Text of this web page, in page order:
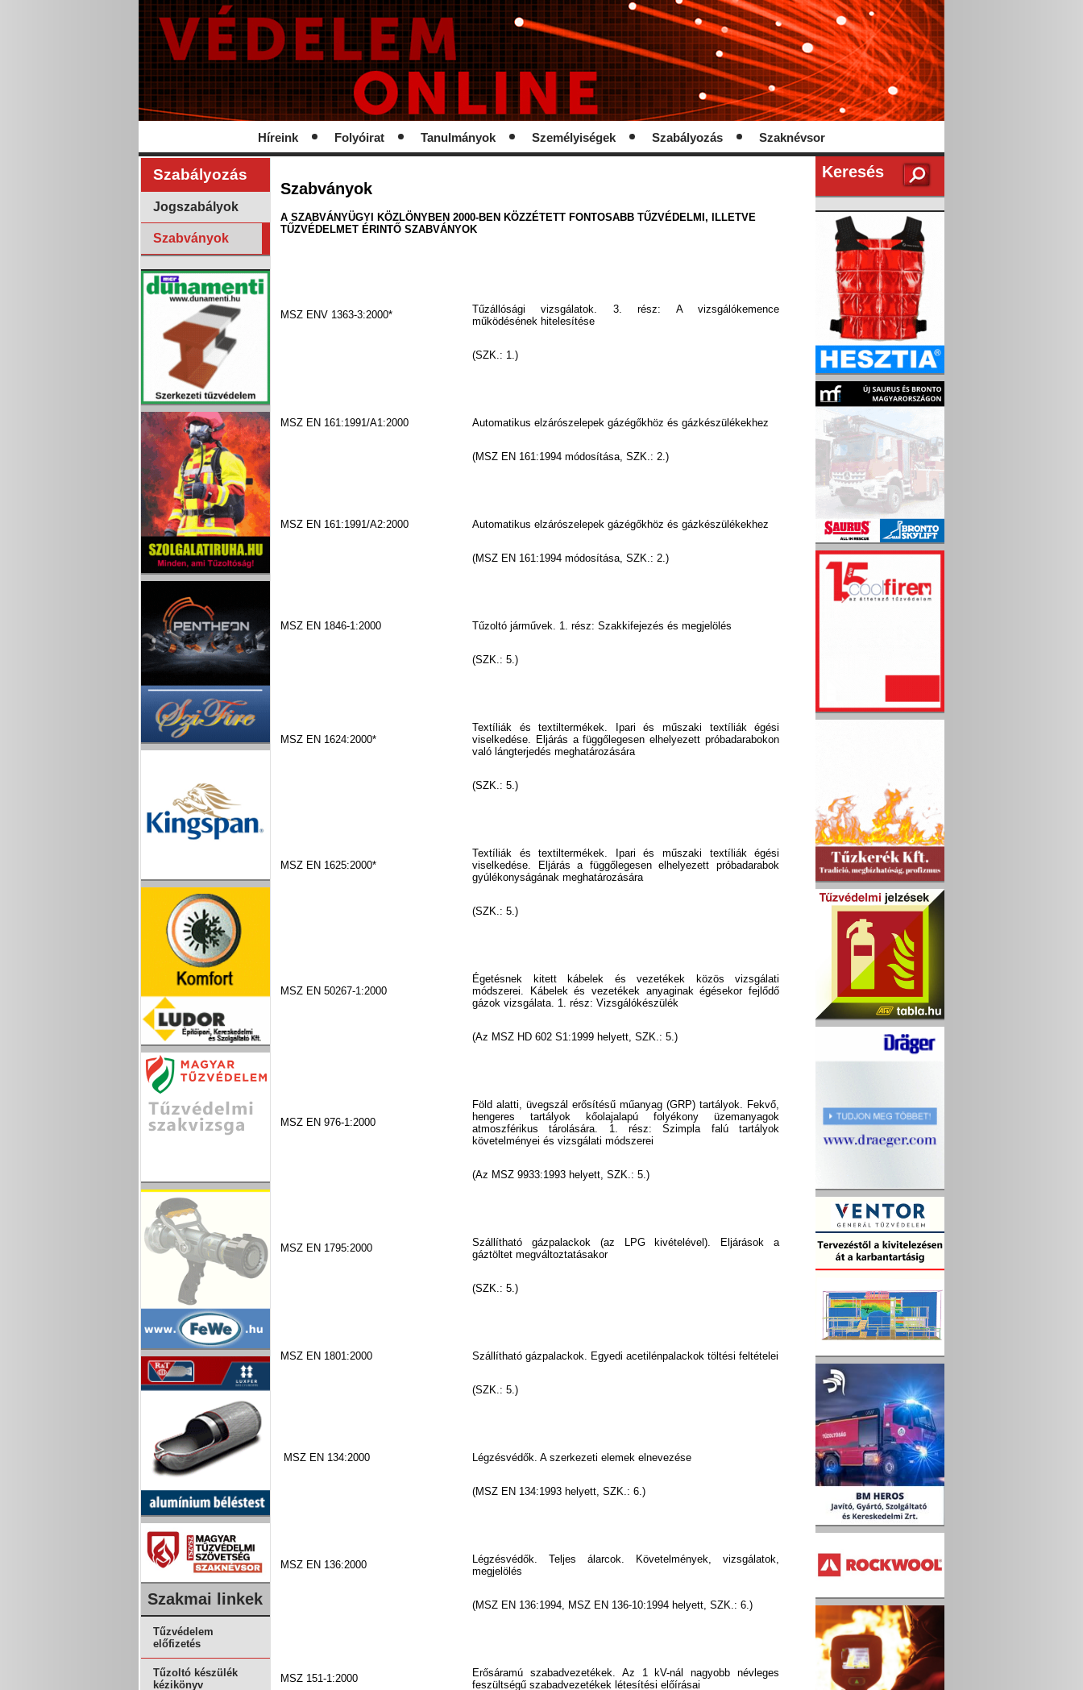
Híreink Folyóirat Tanulmányok Személyiségek Szabályozás Szaknévsor
Szabályozás
Jogszabályok
Szabványok
Szakmai linkek
Tűzvédelem
előfizetés
Tűzoltó készülék
kézikönyv
Szabványok
A SZABVÁNYÜGYI KÖZLÖNYBEN 2000-BEN KÖZZÉTETT FONTOSABB TŰZVÉDELMI, ILLETVE
TŰZVÉDELMET ÉRINTŐ SZABVÁNYOK
MSZ ENV 1363-3:2000*
Tűzállósági vizsgálatok. 3. rész: A vizsgálókemence
működésének hitelesítése
(SZK.: 1.)
MSZ EN 161:1991/A1:2000 Automatikus elzárószelepek gázégőkhöz és gázkészülékekhez
(MSZ EN 161:1994 módosítása, SZK.: 2.)
MSZ EN 161:1991/A2:2000 Automatikus elzárószelepek gázégőkhöz és gázkészülékekhez
(MSZ EN 161:1994 módosítása, SZK.: 2.)
MSZ EN 1846-1:2000 Tűzoltó járművek. 1. rész: Szakkifejezés és megjelölés
(SZK.: 5.)
MSZ EN 1624:2000*
Textíliák és textiltermékek. Ipari és műszaki textíliák égési
viselkedése. Eljárás a függőlegesen elhelyezett próbadarabokon
való lángterjedés meghatározására
(SZK.: 5.)
MSZ EN 1625:2000*
Textíliák és textiltermékek. Ipari és műszaki textíliák égési
viselkedése. Eljárás a függőlegesen elhelyezett próbadarabok
gyúlékonyságának meghatározására
(SZK.: 5.)
MSZ EN 50267-1:2000
Égetésnek kitett kábelek és vezetékek közös vizsgálati
módszerei. Kábelek és vezetékek anyaginak égésekor fejlődő
gázok vizsgálata. 1. rész: Vizsgálókészülék
(Az MSZ HD 602 S1:1999 helyett, SZK.: 5.)
MSZ EN 976-1:2000
Föld alatti, üvegszál erősítésű műanyag (GRP) tartályok. Fekvő,
hengeres tartályok kőolajalapú folyékony üzemanyagok
atmoszférikus tárolására. 1. rész: Szimpla falú tartályok
követelményei és vizsgálati módszerei
(Az MSZ 9933:1993 helyett, SZK.: 5.)
MSZ EN 1795:2000
Szállítható gázpalackok (az LPG kivételével). Eljárások a
gáztöltet megváltoztatásakor
(SZK.: 5.)
MSZ EN 1801:2000 Szállítható gázpalackok. Egyedi acetilénpalackok töltési feltételei
(SZK.: 5.)
MSZ EN 134:2000 Légzésvédők. A szerkezeti elemek elnevezése
(MSZ EN 134:1993 helyett, SZK.: 6.)
MSZ EN 136:2000
Légzésvédők. Teljes álarcok. Követelmények, vizsgálatok,
megjelölés
(MSZ EN 136:1994, MSZ EN 136-10:1994 helyett, SZK.: 6.)
MSZ 151-1:2000
Erősáramú szabadvezetékek. Az 1 kV-nál nagyobb névleges
feszültségű szabadvezetékek létesítési előírásai
Keresés